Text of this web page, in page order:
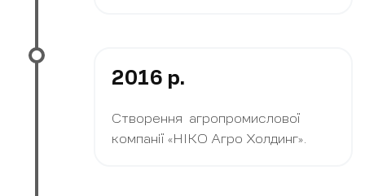
2016 р.
Cтворення агропромислової
компанії «НІКО Агро Холдинг».